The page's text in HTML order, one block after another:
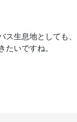
生息地としても、
たいですね。